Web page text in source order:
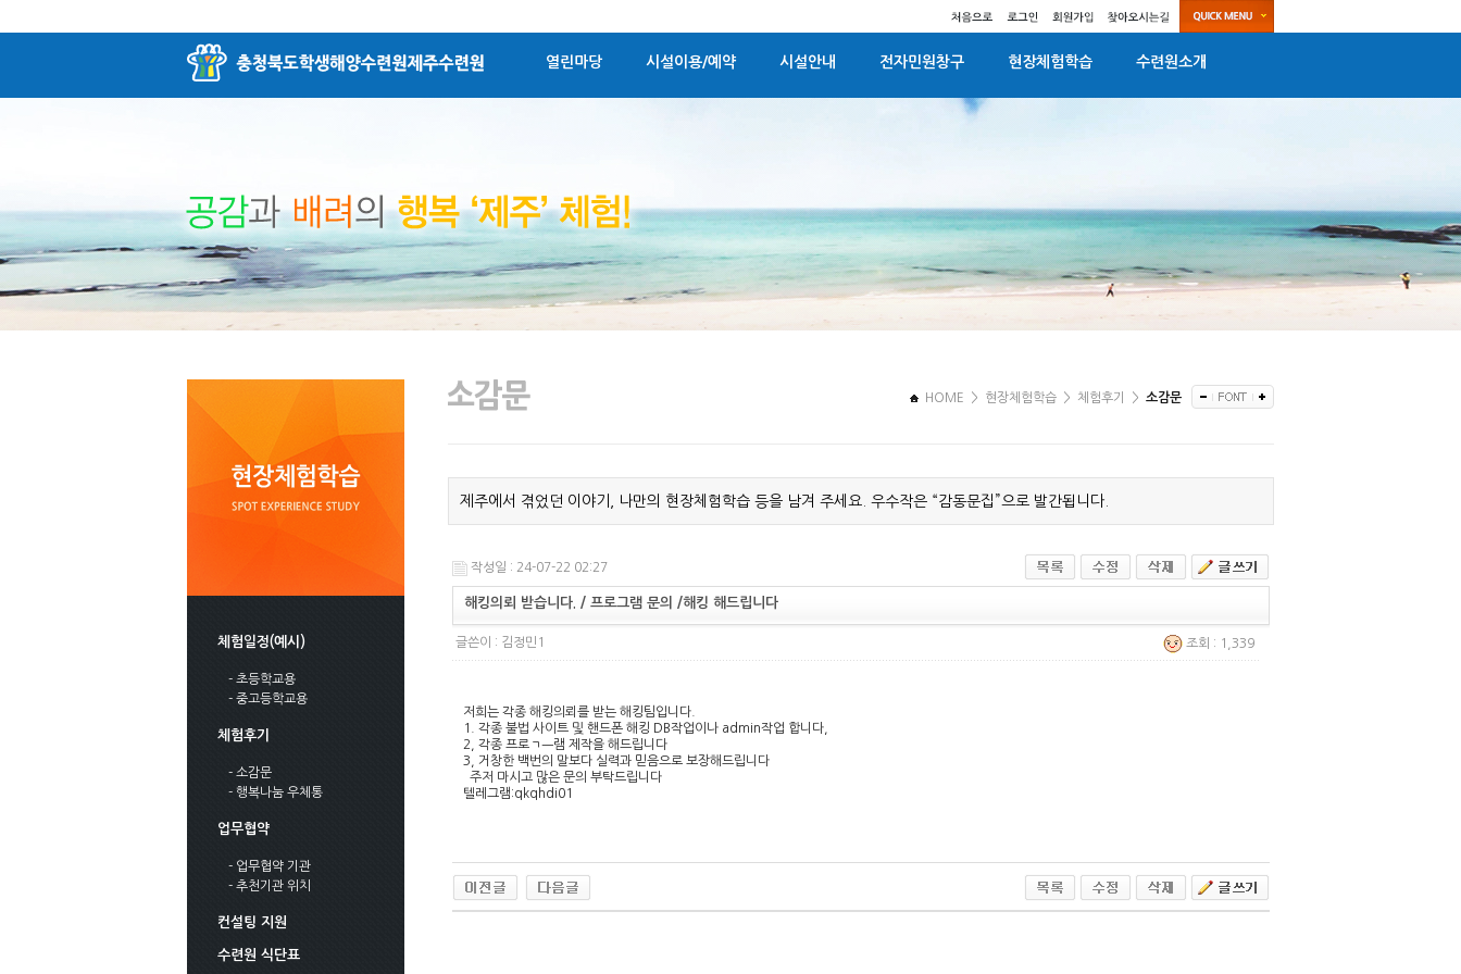
열린마당 시설이용/예약 시설안내 전자민원창구 현장체험학습 수련원소개
체험일정(예시)
- 초등학교용
- 중고등학교용
체험후기
- 소감문
- 행복나눔 우체통
업무협약
- 업무협약 기관
- 추천기관 위치
컨설팅 지원
수련원 식단표
HOME > 현장체험학습 > 체험후기 > 소감문
제주에서 겪었던 이야기, 나만의 현장체험학습 등을 남겨 주세요. 우수작은 “감동문집”으로 발간됩니다.
작성일 : 24-07-22 02:27
해킹의뢰 받습니다. / 프로그램 문의 /해킹 해드립니다
글쓴이 : 김정민1 조회 : 1,339
저희는 각종 해킹의뢰를 받는 해킹팀입니다.
1. 각종 불법 사이트 및 핸드폰 해킹 DB작업이나 admin작업 합니다,
2, 각종 프로ㄱㅡ램 제작을 해드립니다
3, 거창한 백번의 말보다 실력과 믿음으로 보장해드립니다
주저 마시고 많은 문의 부탁드립니다
텔레그램:qkqhdi01